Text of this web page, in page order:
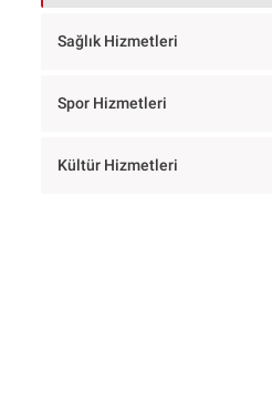
Sağlık Hizmetleri
Spor Hizmetleri
Kültür Hizmetleri